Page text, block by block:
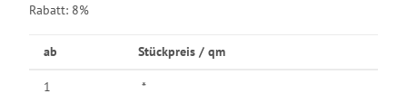
Rabatt: 8%
ab Stückpreis / qm
1 *